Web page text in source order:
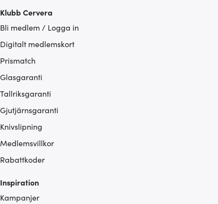
Klubb Cervera
Bli medlem / Logga in
Digitalt medlemskort
Prismatch
Glasgaranti
Tallriksgaranti
Gjutjärnsgaranti
Knivslipning
Medlemsvillkor
Rabattkoder
Inspiration
Kampanjer